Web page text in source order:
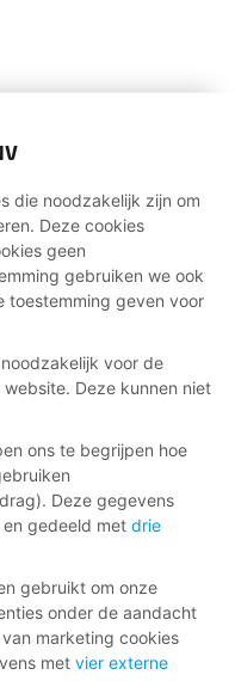
die noodzakelijk zijn om
Deze cookies
geen
gebruiken we ook
toestemming geven voor
voor de
Deze kunnen niet
ons te begrijpen hoe
Deze gegevens
gedeeld met drie
gebruikt om onze
onder de aandacht
marketing cookies
met vier externe